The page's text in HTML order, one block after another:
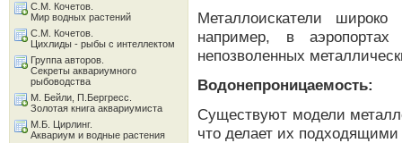
Металлоискатели широко
например, в
непозволенных
Водонепроницаемость:
Существуют модели
что делает их
С.М. Кочетов.
Мир водных растений
С.М. Кочетов.
Цихлиды - рыбы с интеллектом
Группа авторов.
Секреты аквариумного
рыбоводства
М. Бейли, П.Бергресс.
Золотая книга аквариумиста
М.Б. Цирлинг.
Аквариум и водные растения